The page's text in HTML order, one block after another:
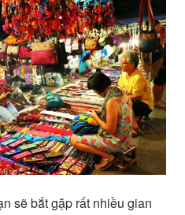
sẽ bắt gặp rất nhiều gian